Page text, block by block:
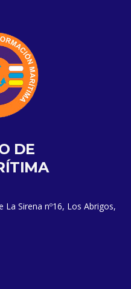
DE
La Sirena nº16, Los Abrigos,